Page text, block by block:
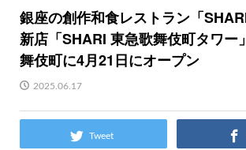
銀座の創作和食レストラン「
新店「SHARI 東急歌舞伎町タワー
舞伎町に4月21日にオープン
2025.06.17
Tweet